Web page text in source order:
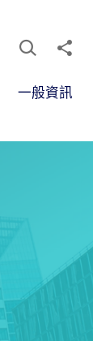
開啟搜尋框
分享
一般資訊